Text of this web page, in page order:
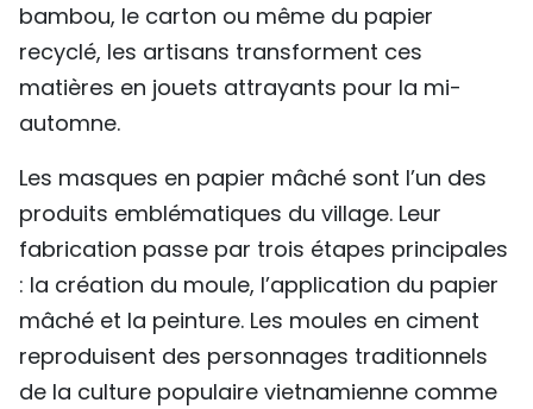
bambou, le carton ou même du papier
recyclé, les artisans transforment ces
matières en jouets attrayants pour la mi-
automne.
Les masques en papier mâché sont l’un des
produits emblématiques du village. Leur
fabrication passe par trois étapes principales
: la création du moule, l’application du papier
mâché et la peinture. Les moules en ciment
reproduisent des personnages traditionnels
de la culture populaire vietnamienne comme